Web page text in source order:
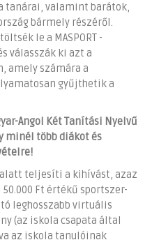
tanárai, valamint barátok,
bármely részéről.
le a MASPORT -
válasszák ki azt a
amely számára a
gyűjthetik a
Angol Két Tanítási Nyelvű
minél több diákot és
alatt teljesíti a kihívást, azaz
Ft értékű sportszer-
leghosszabb virtuális
(az iskola csapata által
az iskola tanulóinak